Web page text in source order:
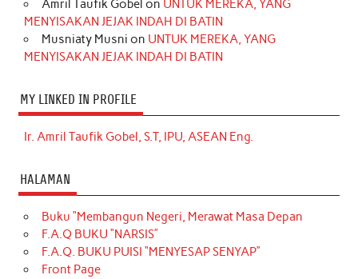
Amril Taufik Gobel on UNTUK MEREKA, YANG
MENYISAKAN JEJAK INDAH DI BATIN
Musniaty Musni on UNTUK MEREKA, YANG
MENYISAKAN JEJAK INDAH DI BATIN
MY LINKED IN PROFILE
Ir. Amril Taufik Gobel, S.T, IPU, ASEAN Eng.
HALAMAN
Buku “Membangun Negeri, Merawat Masa Depan
F.A.Q BUKU “NARSIS”
F.A.Q. BUKU PUISI “MENYESAP SENYAP”
Front Page